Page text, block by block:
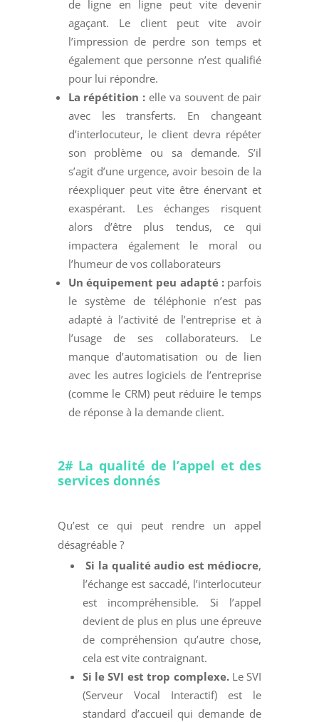
de ligne en ligne peut vite devenir
agaçant. Le client peut vite avoir
l’impression de perdre son temps et
également que personne n’est qualifié
pour lui répondre.
La répétition : elle va souvent de pair
avec les transferts. En changeant
d’interlocuteur, le client devra répéter
son problème ou sa demande. S’il
s’agit d’une urgence, avoir besoin de la
réexpliquer peut vite être énervant et
exaspérant. Les échanges risquent
alors d’être plus tendus, ce qui
impactera également le moral ou
l’humeur de vos collaborateurs
Un équipement peu adapté : parfois
le système de téléphonie n’est pas
adapté à l’activité de l’entreprise et à
l’usage de ses collaborateurs. Le
manque d’automatisation ou de lien
avec les autres logiciels de l’entreprise
(comme le CRM) peut réduire le temps
de réponse à la demande client.
2# La qualité de l’appel et des
services donnés
Qu’est ce qui peut rendre un appel
désagréable ?
Si la qualité audio est médiocre,
l’échange est saccadé, l’interlocuteur
est incompréhensible. Si l’appel
devient de plus en plus une épreuve
de compréhension qu’autre chose,
cela est vite contraignant.
Si le SVI est trop complexe. Le SVI
(Serveur Vocal Interactif) est le
standard d’accueil qui demande de